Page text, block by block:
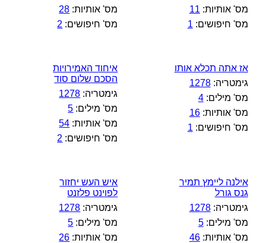
מס' אותיות: 11
מס' חיפושים: 1
מס' אותיות: 28
מס' חיפושים: 2
אז אתה תכלא אותו
גימטריה:1278
מס' מילים:4
מס' אותיות:16
מס' חיפושים: 1
איחוד האמירויות
הסכם שלום סוד
גימטריה: 1278
מס' מילים: 5
מס' אותיות: 54
מס' חיפושים: 2
אילנה ליימץ תמיר
גנס גורל
גימטריה:1278
מס' מילים:5
מס' אותיות:46
איש העש יחזור
לפוינט פלזנט
גימטריה: 1278
מס' מילים: 5
מס' אותיות: 26